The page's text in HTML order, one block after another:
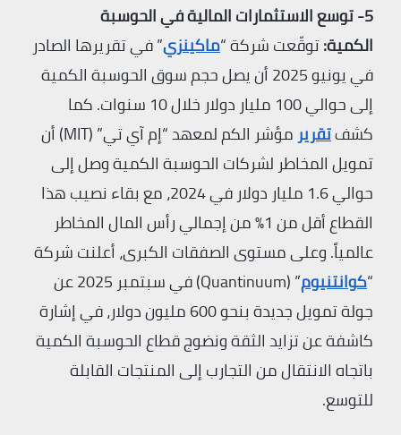
5- توسع الاستثمارات المالية في الحوسبة
الكمية:توقّعت شركة “ماكينزي” في تقريرها الصادر
في يونيو 2025 أن يصل حجم سوق الحوسبة الكمية
إلى حوالي 100 مليار دولار خلال 10 سنوات. كما
كشفتقرير
مؤشر الكم لمعهد “إم آي تي” (MIT) أن
تمويل المخاطر لشركات الحوسبة الكمية وصل إلى
حوالي 1.6 مليار دولار في 2024، مع بقاء نصيب هذا
القطاع أقل من 1% من إجمالي رأس المال المخاطر
عالمياً. وعلى مستوى الصفقات الكبرى، أعلنت شركة
“كوانتنيوم
” (Quantinuum) في سبتمبر 2025 عن
جولة تمويل جديدة بنحو 600 مليون دولار، في إشارة
كاشفة عن تزايد الثقة ونضوج قطاع الحوسبة الكمية
باتجاه الانتقال من التجارب إلى المنتجات القابلة
للتوسع.